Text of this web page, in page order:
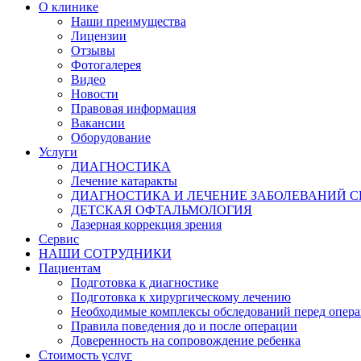
О клинике
Наши преимущества
Лицензии
Отзывы
Фотогалерея
Видео
Новости
Правовая информация
Вакансии
Оборудование
Услуги
ДИАГНОСТИКА
Лечение катаракты
ДИАГНОСТИКА И ЛЕЧЕНИЕ ЗАБОЛЕВАНИЙ
ДЕТСКАЯ ОФТАЛЬМОЛОГИЯ
Лазерная коррекция зрения
Сервис
НАШИ СОТРУДНИКИ
Пациентам
Подготовка к диагностике
Подготовка к хирургическому лечению
Необходимые комплексы обследований перед
Правила поведения до и после операции
Доверенность на сопровождение ребенка
Стоимость услуг